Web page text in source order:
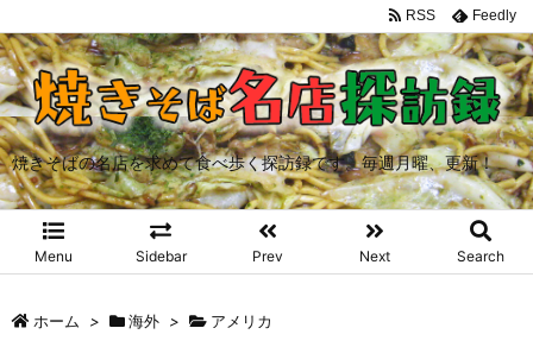
焼きそばの名店を求めて食べ歩く探訪録です。毎週月曜、更新！
Menu Sidebar Prev Next Search
RSS Feedly
ホーム > 海外 > アメリカ